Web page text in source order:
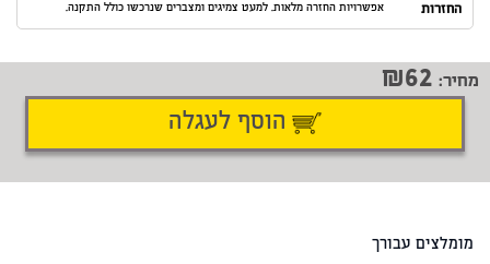
החזרות אפשרויות החזרה מלאות. למעט צמיגים ומצברים שנרכשו כולל התקנה.
שתף דיווח על טעות
מחיר: 62
הוסף לעגלה
מומלצים עבורך